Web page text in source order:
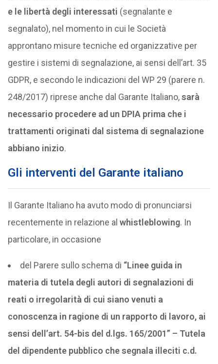
e le libertà degli interessati (segnalante e
segnalato), nel momento in cui le Società
approntano misure tecniche ed organizzative per
gestire i sistemi di segnalazione, ai sensi dell’art. 35
GDPR, e secondo le indicazioni del WP 29 (parere n.
248/2017) riprese anche dal Garante Italiano,sarà
necessario procedere ad un DPIA prima che i
trattamenti originati dal sistema di segnalazione
abbiano inizio.
Gli interventi del Garante italiano
Il Garante Italiano ha avuto modo di pronunciarsi
recentemente in relazione al whistleblowing. In
particolare, in occasione
del Parere sullo schema di “Linee guida in
materia di tutela degli autori di segnalazioni di
reati o irregolarità di cui siano venuti a
conoscenza in ragione di un rapporto di lavoro, ai
sensi dell’art. 54-bis del d.lgs. 165/2001” – Tutela
del dipendente pubblico che segnala illeciti c.d.